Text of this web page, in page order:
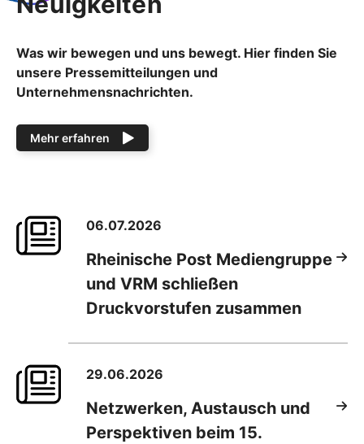
Was wir bewegen und uns bewegt. Hier finden Sie
unsere Pressemitteilungen und
Unternehmensnachrichten.
Mehr erfahren
06.07.2026
Rheinische Post Mediengruppe
und VRM schließen
Druckvorstufen zusammen
29.06.2026
Netzwerken, Austausch und
Perspektiven beim 15.